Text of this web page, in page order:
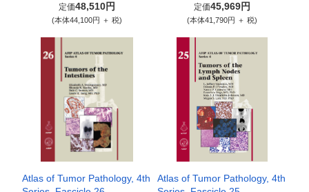
定価48,510円
(本体44,100円 ＋ 税)
定価45,969円
(本体41,790円 ＋ 税)
Atlas of Tumor Pathology, 4th
Atlas of Tumor Pathology, 4th